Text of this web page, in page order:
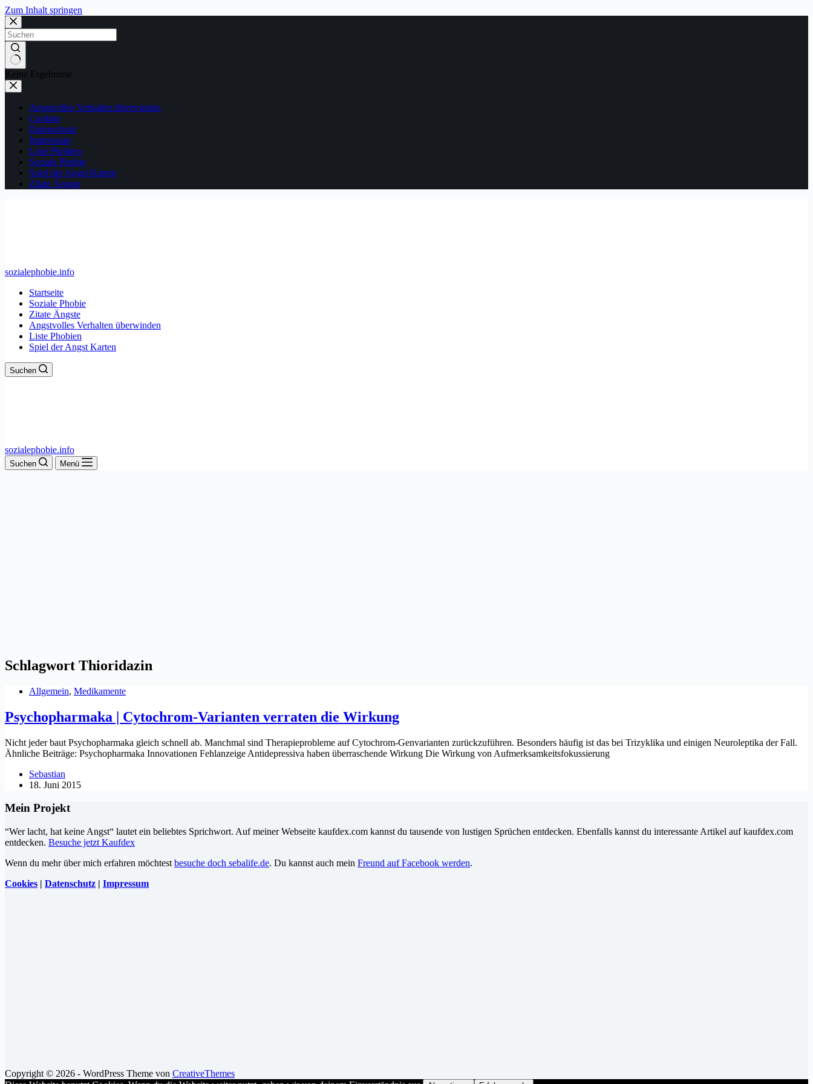
Zum Inhalt springen
Keine Ergebnisse
Angstvolles Verhalten überwinden
Cookies
Datenschutz
Impressum
Liste Phobien
Soziale Phobie
Spiel der Angst Karten
Zitate Ängste
sozialephobie.info
Startseite
Soziale Phobie
Zitate Ängste
Angstvolles Verhalten überwinden
Liste Phobien
Spiel der Angst Karten
Suchen
sozialephobie.info
Suchen Menü
Schlagwort Thioridazin
Allgemein, Medikamente
Psychopharmaka | Cytochrom-Varianten verraten die Wirkung
Nicht jeder baut Psychopharmaka gleich schnell ab. Manchmal sind Therapieprobleme auf Cytochrom-Genvarianten zurückzuführen. Besonders häufig ist das bei Trizyklika und einigen Neuroleptika der Fall.
Ähnliche Beiträge: Psychopharmaka Innovationen Fehlanzeige Antidepressiva haben überraschende Wirkung Die Wirkung von Aufmerksamkeitsfokussierung
Sebastian
18. Juni 2015
Mein Projekt
“Wer lacht, hat keine Angst“ lautet ein beliebtes Sprichwort. Auf meiner Webseite kaufdex.com kannst du tausende von lustigen Sprüchen entdecken. Ebenfalls kannst du interessante Artikel auf kaufdex.com
entdecken. Besuche jetzt Kaufdex
Wenn du mehr über mich erfahren möchtest besuche doch sebalife.de. Du kannst auch mein Freund auf Facebook werden.
Cookies | Datenschutz | Impressum
Copyright © 2026 - WordPress Theme von CreativeThemes